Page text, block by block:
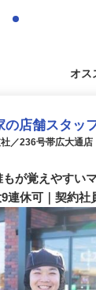
の店舗スタッ
／236号帯広大通店
もが覚えやすい
連休可｜契約社